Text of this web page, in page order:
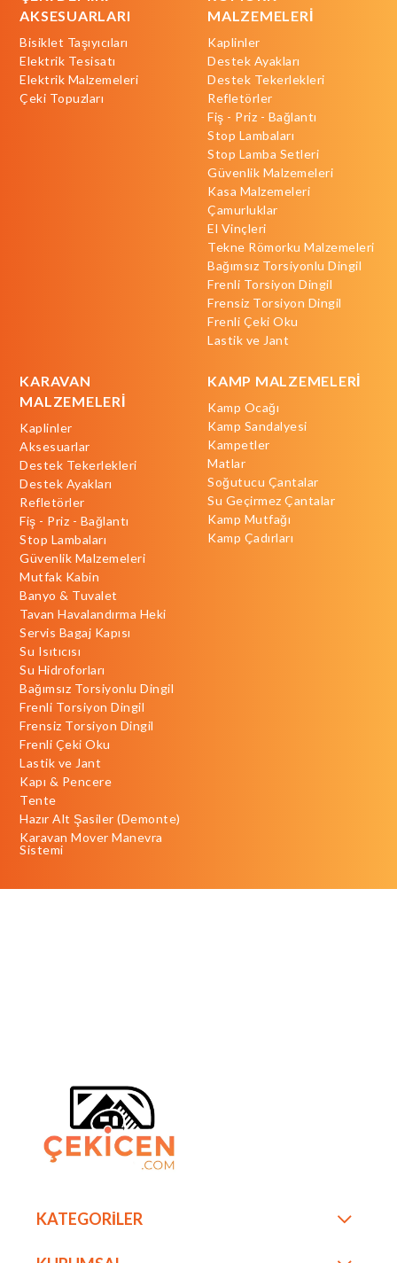
AKSESUARLARI
Bisiklet Taşıyıcıları
Elektrik Tesisatı
Elektrik Malzemeleri
Çeki Topuzları
MALZEMELERİ
Kaplinler
Destek Ayakları
Destek Tekerlekleri
Refletörler
Fiş - Priz - Bağlantı
Stop Lambaları
Stop Lamba Setleri
Güvenlik Malzemeleri
Kasa Malzemeleri
Çamurluklar
El Vinçleri
Tekne Römorku Malzemeleri
Bağımsız Torsiyonlu Dingil
Frenli Torsiyon Dingil
Frensiz Torsiyon Dingil
Frenli Çeki Oku
Lastik ve Jant
KARAVAN
MALZEMELERİ
Kaplinler
Aksesuarlar
Destek Tekerlekleri
Destek Ayakları
Refletörler
Fiş - Priz - Bağlantı
Stop Lambaları
Güvenlik Malzemeleri
Mutfak Kabin
Banyo & Tuvalet
Tavan Havalandırma Heki
Servis Bagaj Kapısı
Su Isıtıcısı
Su Hidroforları
Bağımsız Torsiyonlu Dingil
Frenli Torsiyon Dingil
Frensiz Torsiyon Dingil
Frenli Çeki Oku
Lastik ve Jant
Kapı & Pencere
Tente
Hazır Alt Şasiler (Demonte)
Karavan Mover Manevra
Sistemi
KAMP MALZEMELERİ
Kamp Ocağı
Kamp Sandalyesi
Kampetler
Matlar
Soğutucu Çantalar
Su Geçirmez Çantalar
Kamp Mutfağı
Kamp Çadırları
KATEGORİLER